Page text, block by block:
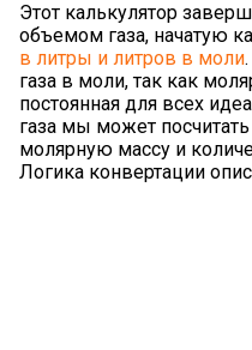
Этот калькулятор
объемом газа, начатую
в литры и литров в моли
газа в моли, так как
постоянная для всех
газа мы может
молярную массу и
Логика конвертации